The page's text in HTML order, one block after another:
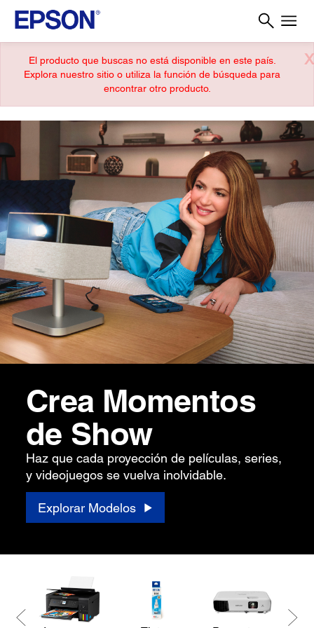
X
El producto que buscas no está disponible en este país.
Explora nuestro sitio o utiliza la función de búsqueda para
encontrar otro producto.
Crea Momentos
de Show
Haz que cada proyección de películas, series,
y videojuegos se vuelva inolvidable.
Explorar Modelos